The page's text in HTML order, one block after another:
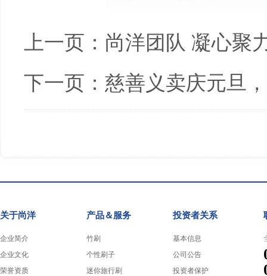
上一页： 尚洋团队 凝心聚
下一页： 慈善义卖庆元旦
关于尚洋
企业简介
企业文化
荣誉资质
产品＆服务
竹刷
个性刷子
迷你旅行刷
投资者关系
基本信息
公司公告
投资者保护